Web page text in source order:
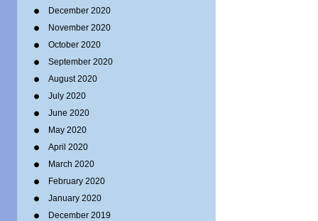
December 2020
November 2020
October 2020
September 2020
August 2020
July 2020
June 2020
May 2020
April 2020
March 2020
February 2020
January 2020
December 2019